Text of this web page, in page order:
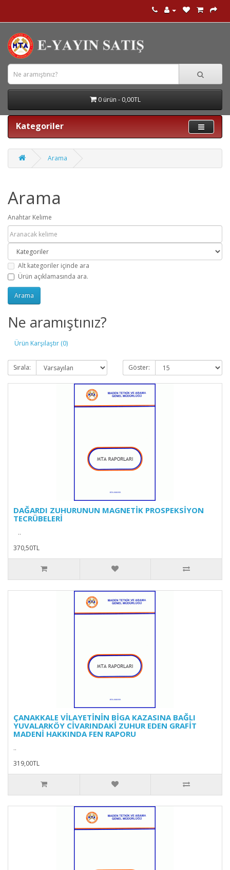
0 ürün - 0,00TL
Kategoriler
Arama
Arama
Anahtar Kelime
Alt kategoriler içinde ara
Ürün açıklamasında ara.
Ne aramıştınız?
Ürün Karşılaştır (0)
Sırala: Göster:
DAĞARDI ZUHURUNUN MAGNETİK PROSPEKSİYON
TECRÜBELERİ
..
370,50TL
ÇANAKKALE VİLAYETİNİN BİGA KAZASINA BAĞLI
YUVALARKÖY CİVARINDAKİ ZUHUR EDEN GRAFİT
MADENİ HAKKINDA FEN RAPORU
..
319,00TL